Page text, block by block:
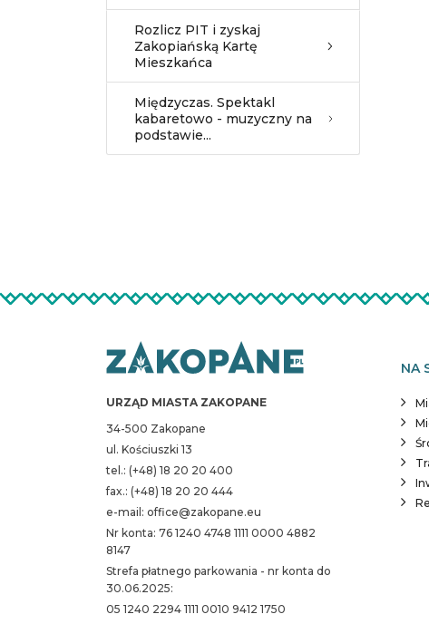
Rozlicz PIT i zyskaj
Zakopiańską Kartę
Mieszkańca
Międzyczas. Spektakl
kabaretowo - muzyczny na
podstawie...
URZĄD MIASTA ZAKOPANE
34-500 Zakopane
ul. Kościuszki 13
tel.: (+48) 18 20 20 400
fax.: (+48) 18 20 20 444
e-mail: office@zakopane.eu
Nr konta: 76 1240 4748 1111 0000 4882
8147
Strefa płatnego parkowania - nr konta do
30.06.2025:
05 1240 2294 1111 0010 9412 1750
NA